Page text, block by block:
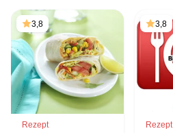
3,8
Rezept
3,8
Rezept